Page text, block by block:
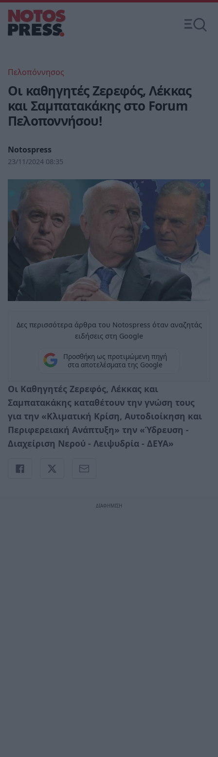
Πελοπόννησος
Οι καθηγητές Ζερεφός, Λέκκας
και Σαμπατακάκης στο Forum
Πελοποννήσου!
Notospress
23/11/2024 08:35
Δες περισσότερα άρθρα του Notospress όταν αναζητάς
ειδήσεις στη Google
Προσθήκη ως προτιμώμενη πηγή
στα αποτελέσματα της Google
Οι Καθηγητές Ζερεφός, Λέκκας και
Σαμπατακάκης καταθέτουν την γνώση τους
για την «Κλιματική Κρίση, Αυτοδιοίκηση και
Περιφερειακή Ανάπτυξη» την «Ύδρευση -
Διαχείριση Νερού - Λειψυδρία - ΔΕΥΑ»